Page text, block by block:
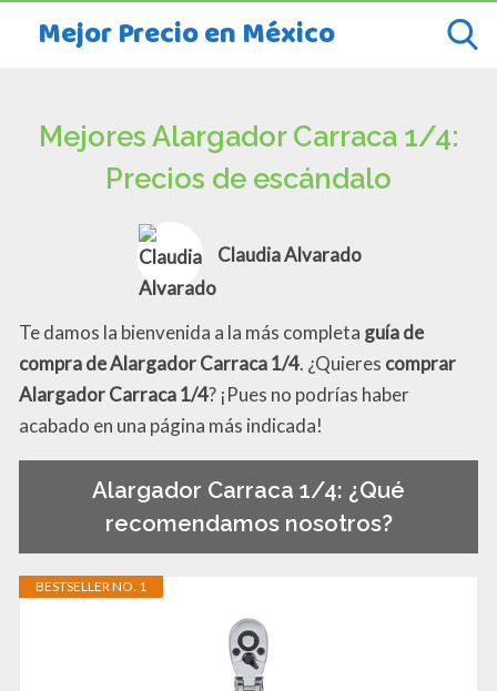
Mejor Precio en México
Mejores Alargador Carraca 1/4:
Precios de escándalo
Claudia Alvarado
Te damos la bienvenida a la más completa guía de
compra de Alargador Carraca 1/4. ¿Quieres comprar
Alargador Carraca 1/4? ¡Pues no podrías haber
acabado en una página más indicada!
Alargador Carraca 1/4: ¿Qué
recomendamos nosotros?
BESTSELLER NO. 1